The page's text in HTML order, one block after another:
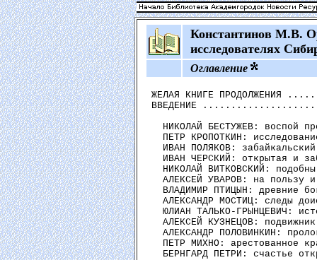
Константинов М.В.
исследователях
Оглавление
ЖЕЛАЯ КНИГЕ
ВВЕДЕНИЕ
НИКОЛАЙ БЕСТУЖЕВ: воспой
ПЕТР КРОПОТКИН:
ИВАН ПОЛЯКОВ:
ИВАН ЧЕРСКИЙ: открытая и
НИКОЛАЙ ВИТКОВСКИЙ:
АЛЕКСЕЙ УВАРОВ: на пользу
ВЛАДИМИР ПТИЦЫН: древние
АЛЕКСАНДР МОСТИЦ: следы
ЮЛИАН ТАЛЬКО-ГРЫНЦЕВИЧ:
АЛЕКСЕЙ КУЗНЕЦОВ:
АЛЕКСАНДР ПОЛОВИНКИН:
ПЕТР МИХНО: арестованное
БЕРНГАРД ПЕТРИ: счастье